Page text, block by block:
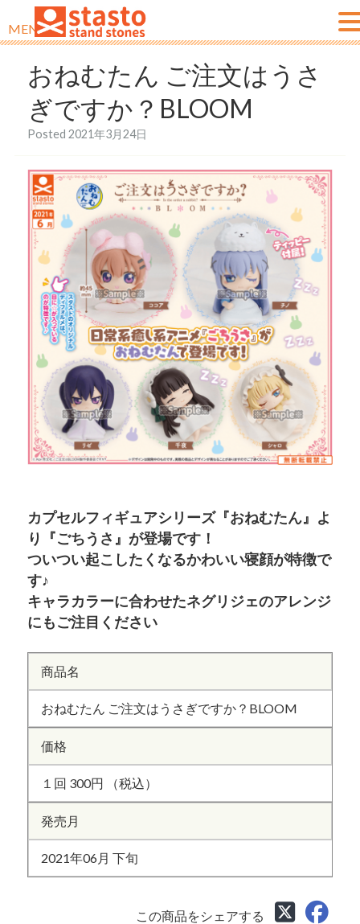
おねむたん ご注文はうさ
ぎですか？BLOOM
Posted 2021年3月24日
カプセルフィギュアシリーズ『おねむたん』よ
り『ごちうさ』が登場です！
ついつい起こしたくなるかわいい寝顔が特徴で
す♪
キャラカラーに合わせたネグリジェのアレンジ
にもご注目ください
商品名
おねむたん ご注文はうさぎですか？BLOOM
価格
１回 300円 （税込）
発売月
2021年06月 下旬
この商品をシェアする
MENU